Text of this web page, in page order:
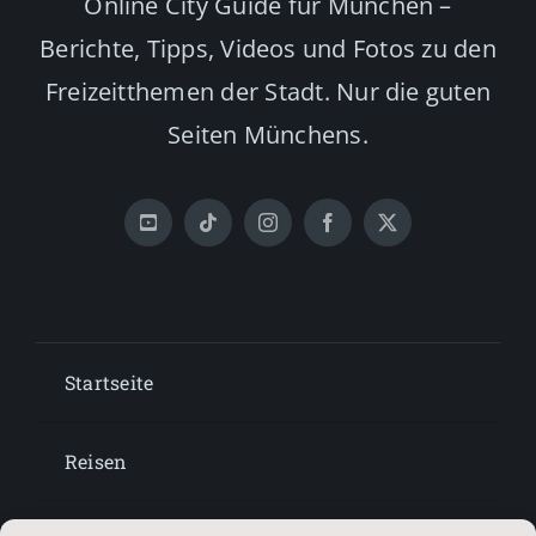
Berichte, Tipps, Videos und Fotos zu den
Freizeitthemen der Stadt. Nur die guten
Seiten Münchens.
Startseite
Reisen